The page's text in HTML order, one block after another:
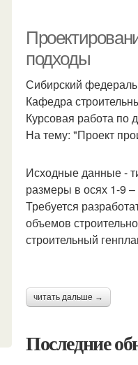
подходы
Сибирский
Кафедра
Курсовая работа по
На тему: "Проект
Исходные данные -
размеры в осях 1-9
Требуется
объемов
строительный
читать дальше →
Последние